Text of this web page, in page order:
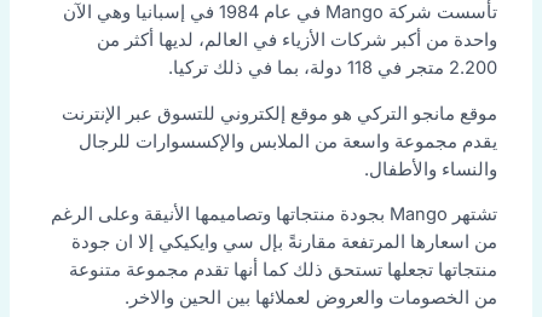
تأسست شركة Mango في عام 1984 في إسبانيا وهي الآن
واحدة من أكبر شركات الأزياء في العالم، لديها أكثر من
2.200 متجر في 118 دولة، بما في ذلك تركيا.
موقع مانجو التركي هو موقع إلكتروني للتسوق عبر الإنترنت
يقدم مجموعة واسعة من الملابس والإكسسوارات للرجال
والنساء والأطفال.
تشتهر Mango بجودة منتجاتها وتصاميمها الأنيقة وعلى الرغم
من اسعارها المرتفعة مقارنةً بإل سي وايكيكي إلا ان جودة
منتجاتها تجعلها تستحق ذلك كما أنها تقدم مجموعة متنوعة
من الخصومات والعروض لعملائها بين الحين والاخر.